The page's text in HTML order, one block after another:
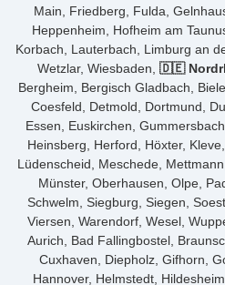
Main, Friedberg, Fulda,
Heppenheim, Hofheim am
Korbach, Lauterbach, Limburg an
Wetzlar, Wiesbaden, 🇩🇪
Bergheim, Bergisch Gladbach,
Coesfeld, Detmold, Dortmund,
Essen, Euskirchen,
Heinsberg, Herford, Höxter,
Lüdenscheid, Meschede,
Münster, Oberhausen, Olpe,
Schwelm, Siegburg, Siegen,
Viersen, Warendorf, Wesel,
Aurich, Bad Fallingbostel,
Cuxhaven, Diepholz, Gifhorn,
Hannover, Helmstedt,